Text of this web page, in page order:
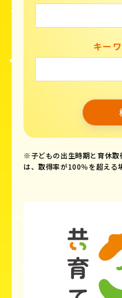
キー
※子どもの出生時期と育休取
は、取得率が100％を超える